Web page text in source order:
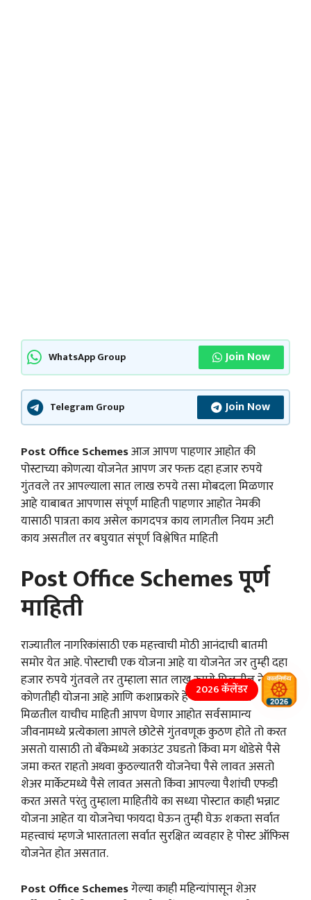
WhatsApp Group Join Now
Telegram Group Join Now
Post Office Schemesआज आपण पाहणार आहोत की
पोस्टाच्या कोणत्या योजनेत आपण जर फक्त दहा हजार रुपये
गुंतवले तर आपल्याला सात लाख रुपये तसा मोबदला मिळणार
आहे याबाबत आपणास संपूर्ण माहिती पाहणार आहोत नेमकी
यासाठी पात्रता काय असेल कागदपत्र काय लागतील नियम अटी
काय असतील तर बघुयात संपूर्ण विश्लेषित माहिती
Post Office Schemes पूर्ण
माहिती
राज्यातील नागरिकांसाठी एक महत्त्वाची मोठी आनंदाची बातमी
समोर येत आहे. पोस्टाची एक योजना आहे या योजनेत जर तुम्ही दहा
हजार रुपये गुंतवले तर तुम्हाला सात लाख रुपये मिळतील नेमकी
कोणतीही योजना आहे आणि कशाप्रकारे हे पैसे आपल्याला
मिळतील याचीच माहिती आपण घेणार आहोत सर्वसामान्य
जीवनामध्ये प्रत्येकाला आपले छोटेसे गुंतवणूक कुठण होते तो करत
असतो यासाठी तो बँकेमध्ये अकाउंट उघडतो किंवा मग थोडेसे पैसे
जमा करत राहतो अथवा कुठल्यातरी योजनेचा पैसे लावत असतो
शेअर मार्केटमध्ये पैसे लावत असतो किंवा आपल्या पैशांची एफडी
करत असते परंतु तुम्हाला माहितीये का सध्या पोस्टात काही भन्नाट
योजना आहेत या योजनेचा फायदा घेऊन तुम्ही घेऊ शकता सर्वात
महत्त्वाचं म्हणजे भारतातला सर्वात सुरक्षित व्यवहार हे पोस्ट ऑफिस
योजनेत होत असतात.
Post Office Schemesगेल्या काही महिन्यांपासून शेअर
2026 कॅलेंडर